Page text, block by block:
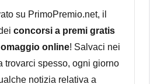
su PrimoPremio.net, il
concorsi a premi gratis
online! Salvaci nei
trovarci spesso, ogni giorno
notizia relativa a